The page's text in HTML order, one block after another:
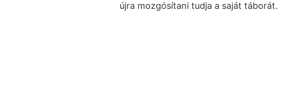
újra mozgósítani tudja a saját táborát.